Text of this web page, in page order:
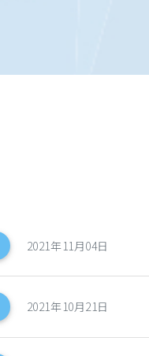
2021年11月04日
2021年10月21日